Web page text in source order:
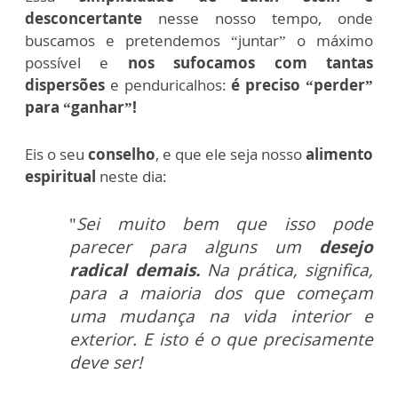
desconcertante nesse nosso tempo, onde
buscamos e pretendemos “juntar” o máximo
possível e nos sufocamos com tantas
dispersões e penduricalhos:é preciso “perder”
para “ganhar”!
Eis o seu conselho, e que ele seja nossoalimento
espiritual neste dia:
"Sei muito bem que isso pode
parecer para alguns um desejo
radical demais.Na prática, significa,
para a maioria dos que começam
uma mudança na vida interior e
exterior. E isto é o que precisamente
deve ser!